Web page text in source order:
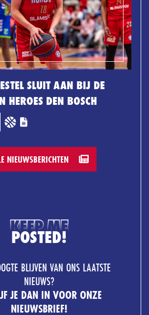
SLUIT AAN BIJ DE
HEROES DEN BOSCH
NIEUWSBERICHTEN
KEEP ME
POSTED!
BLIJVEN VAN ONS LAATSTE
NIEUWS?
JE DAN IN VOOR ONZE
NIEUWSBRIEF!